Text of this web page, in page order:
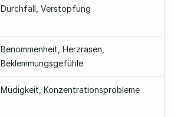
Durchfall, Verstopfung
Benommenheit, Herzrasen,
Beklemmungsgefühle
Müdigkeit, Konzentrationsprobleme